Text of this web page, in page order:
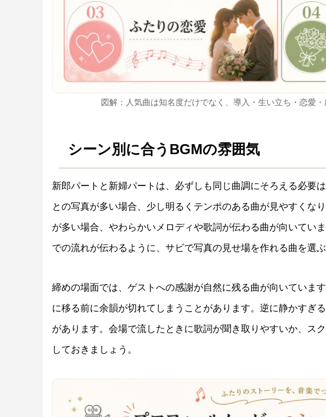
図解：人気曲は知名度だけでなく、導入・生い立ち・恋愛
シーン別に合うBGMの雰囲気
新郎パートと新婦パートは、必ずしも同じ曲調にそろえる必要
との写真が多い場合、少し明るくテンポのある曲が見やすくな
が多い場合、やわらかいメロディや歌詞が伝わる曲が向いてい
での流れが伝わるように、サビで写真の見せ場を作れる曲を選ぶ
締めの場面では、ゲストへの感謝が自然に残る曲が向いていま
に移る前に余韻が切れてしまうことがあります。逆に静かすぎ
があります。会場で流したときに歌詞が聞き取りやすいか、ス
しておきましょう。